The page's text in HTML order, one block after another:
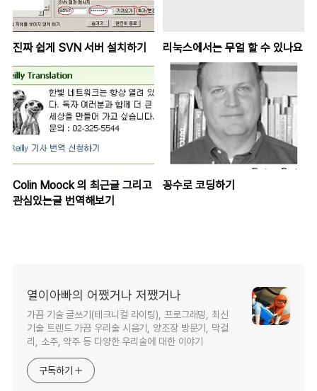
진짜 쉽게 SVN 서버 설치하기 리눅스에서는 무얼 할 수 있나요
Colin Moock 의 최근글 그리고
관심있는글 번역해보기
꽁수로 코딩하기
열이아빠의 어쨌거나 저쨌거나
가끔 기술 글쓰기(테크니컬 라이팅), 프로그래밍, 최신
기술 트렌드 가끔 우리술 시음기, 양조장 방문기, 막걸
리, 소주, 약주 등 다양한 우리술에 대한 이야기
구독하기